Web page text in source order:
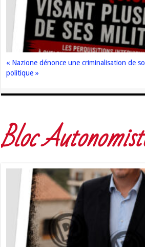
« Nazione dénonce une criminalisation de
politique »
Bloc